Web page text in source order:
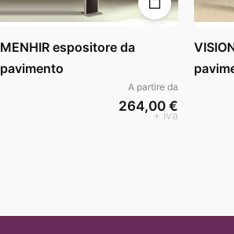
MENHIR espositore da
pavimento
A partire da
264,00 €
+ iva